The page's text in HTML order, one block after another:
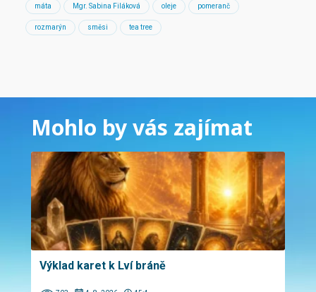
máta Mgr. Sabina Filáková oleje pomeranč
rozmarýn směsi tea tree
Mohlo by vás zajímat
Výklad karet k Lví bráně